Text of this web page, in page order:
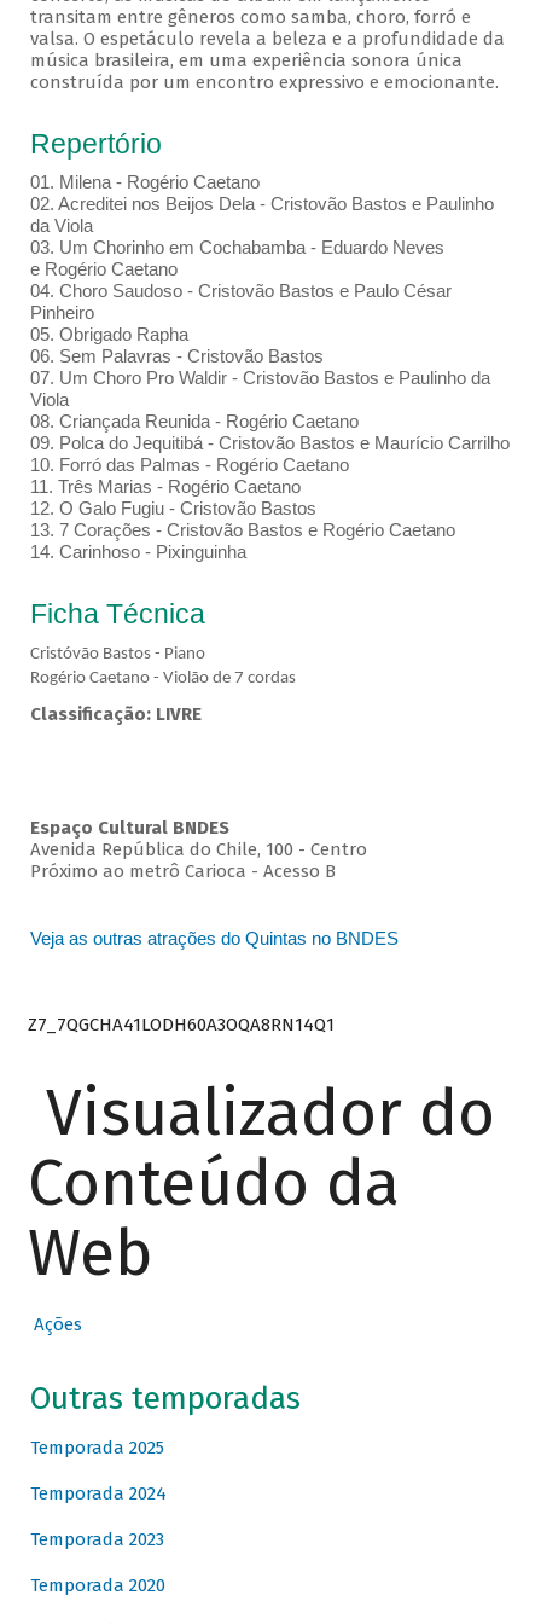
transitam entre gêneros como samba, choro, forró e
valsa. O espetáculo revela a beleza e a profundidade da
música brasileira, em uma experiência sonora única
construída por um encontro expressivo e emocionante.
Repertório
01. Milena - Rogério Caetano
02. Acreditei nos Beijos Dela - Cristovão Bastos e Paulinho
da Viola
03. Um Chorinho em Cochabamba - Eduardo Neves
e Rogério Caetano
04. Choro Saudoso - Cristovão Bastos e Paulo César
Pinheiro
05. Obrigado Rapha
06. Sem Palavras - Cristovão Bastos
07. Um Choro Pro Waldir - Cristovão Bastos e Paulinho da
Viola
08. Criançada Reunida - Rogério Caetano
09. Polca do Jequitibá - Cristovão Bastos e Maurício Carrilho
10. Forró das Palmas - Rogério Caetano
11. Três Marias - Rogério Caetano
12. O Galo Fugiu - Cristovão Bastos
13. 7 Corações - Cristovão Bastos e Rogério Caetano
14. Carinhoso - Pixinguinha
Ficha Técnica
Cristóvão Bastos - Piano
Rogério Caetano - Violão de 7 cordas
Classificação: LIVRE
Espaço Cultural BNDES
Avenida República do Chile, 100 - Centro
Próximo ao metrô Carioca - Acesso B
Veja as outras atrações do Quintas no BNDES
Z7_7QGCHA41LODH60A3OQA8RN14Q1
Visualizador do
Conteúdo da
Web
Ações
Outras temporadas
Temporada 2025
Temporada 2024
Temporada 2023
Temporada 2020